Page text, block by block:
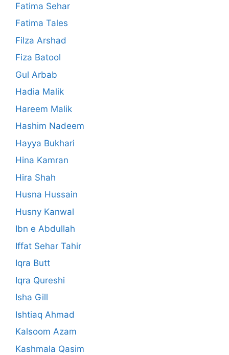
Fatima Sehar
Fatima Tales
Filza Arshad
Fiza Batool
Gul Arbab
Hadia Malik
Hareem Malik
Hashim Nadeem
Hayya Bukhari
Hina Kamran
Hira Shah
Husna Hussain
Husny Kanwal
Ibn e Abdullah
Iffat Sehar Tahir
Iqra Butt
Iqra Qureshi
Isha Gill
Ishtiaq Ahmad
Kalsoom Azam
Kashmala Qasim